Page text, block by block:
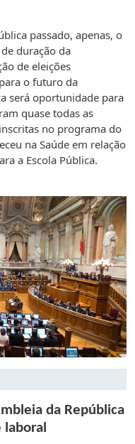
passado, apenas, o
duração da
de eleições
o futuro da
será oportunidade para
quase todas as
no programa do
na Saúde em relação
a Escola Pública.
da República
laboral